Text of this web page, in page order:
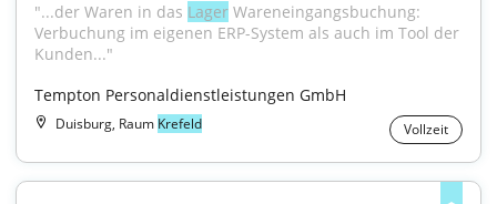
"...der Waren in das Lager Wareneingangsbuchung:
Verbuchung im eigenen ERP-System als auch im Tool der
Kunden..."
Tempton Personaldienstleistungen GmbH
Duisburg, Raum Krefeld Vollzeit